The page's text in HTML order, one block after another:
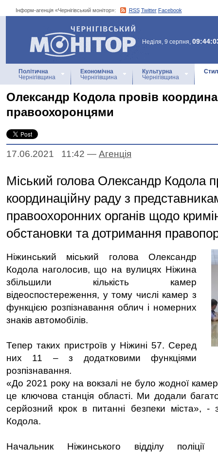
Інформ-агенція «Чернігівський монітор»: RSS Twitter Facebook
Інформ-агенція
«Чернігівський монітор»
Неділя, 9 серпня,
Політична
Чернігівщина
Економічна
Чернігівщина
Культурна
Чернігівщина
Олександр Кодола провів
правоохоронцями
17.06.2021 11:42 — Агенцiя
Міський голова Олександр Кодола
координаційну раду з
правоохоронних органів щодо
обстановки та дотримання
Ніжинський міський голова Олександр
Кодола наголосив, що на вулицях Ніжина
збільшили кількість камер
відеоспостереження, у тому числі камер з
функцією розпізнавання облич і номерних
знаків автомобілів.
Тепер таких пристроїв у Ніжині 57. Серед
них 11 – з додатковими функціями
розпізнавання.
«До 2021 року на вокзалі не було жодної
це ключова станція області. Ми додали
серйозний крок в питанні безпеки міста», -
Кодола.
Начальник Ніжинського відділу